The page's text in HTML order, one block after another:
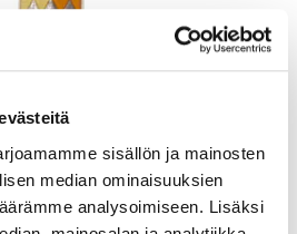
sisällön ja mainosten
median ominaisuuksien
analysoimiseen. Lisäksi
A. Michelsen, Tanska, Julen 1960,